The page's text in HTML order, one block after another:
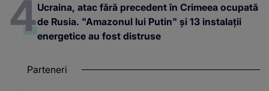
Ucraina, atac fără precedent în Crimeea ocupată
de Rusia. "Amazonul lui Putin" și 13 instalații
energetice au fost distruse
Parteneri